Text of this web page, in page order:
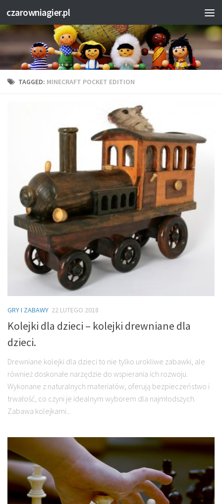
czarowniagier.pl
TAGGED: MINECRAFT POCKET EDITION
GRY I ZABAWY 22 LUTEGO 2018
Kolejki dla dzieci – kolejki drewniane dla
dzieci.
Drewniane kolejki dla dzieci to nie tylko urokliwe zabawki, ale
również doskonałe narzędzie do wspierania ich rozwoju.
Wykonane z naturalnych materiałów, oferują bezpieczeństwo i
trwałość, co czyni je idealnym wyborem dla najmłodszych.
Zabawa kolejkami...